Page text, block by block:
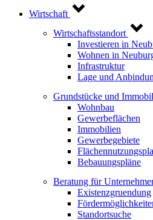
Wirtschaft
Wirtschaftsstandort
Investieren in
Wohnen in
Infrastruktur
Lage und
Grundstücke und
Wohnbau
Gewerbeflächen
Immobilien
Gewerbegebiete
Bebauungspläne
Beratung für
Existenzgruendung
Standortsuche